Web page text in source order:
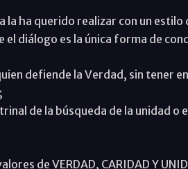
ha querido realizar con un estilo
el diálogo es la única forma de
defiende la Verdad, sin tener
de la búsqueda de la unidad o
de VERDAD, CARIDAD Y